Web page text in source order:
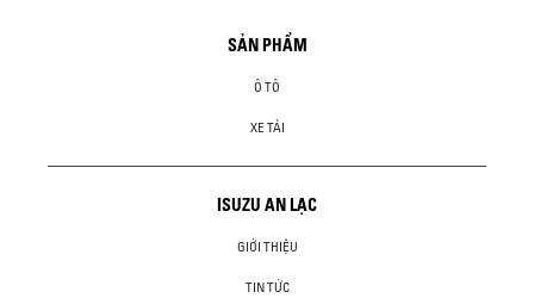
SẢN PHẨM
Ô TÔ
XE TẢI
ISUZU AN LẠC
GIỚI THIỆU
TIN TỨC